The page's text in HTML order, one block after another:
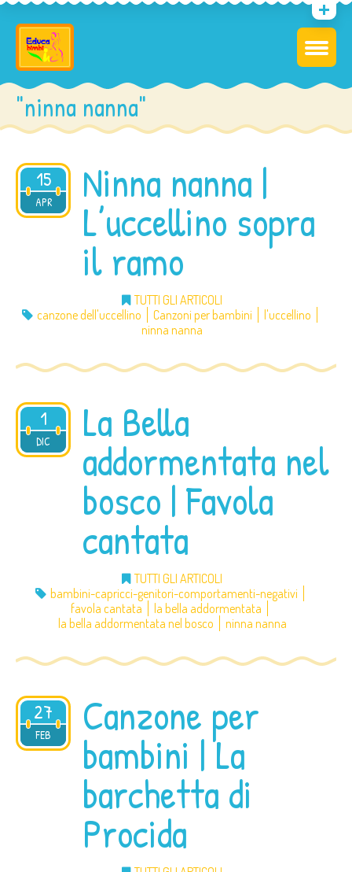
"ninna nanna"
15
APR
2015 Ninna nanna |
L’uccellino sopra
il ramo
TUTTI GLI ARTICOLI
canzone dell'uccellino
Canzoni per bambini
l'uccellino
ninna nanna
1
DIC
2013 La Bella
addormentata nel
bosco | Favola
cantata
TUTTI GLI ARTICOLI
bambini-capricci-genitori-comportamenti-negativi
favola cantata
la bella addormentata
la bella addormentata nel bosco
ninna nanna
27
FEB
2013 Canzone per
bambini | La
barchetta di
Procida